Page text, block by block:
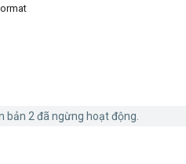
bản 2 đã ngừng hoạt động.